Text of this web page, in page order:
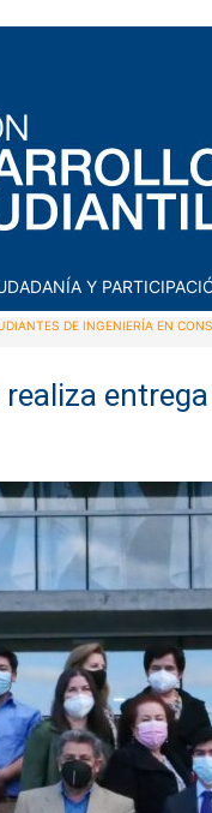
Y
DE INGENIERÍA EN
realiza